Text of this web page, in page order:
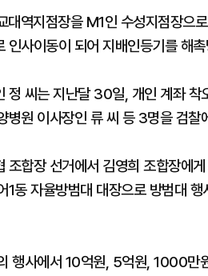
역지점장을 M1인 수성지점장으
인사이동이 되어 지배인등기를 해
정 씨는 지난달 30일, 개인 계좌 착
병원 이사장인 류 씨 등 3명을 검찰
조합장 선거에서 김영희 조합장에
1동 자율방범대 대장으로 방범대
행사에서 10억원, 5억원, 1000만